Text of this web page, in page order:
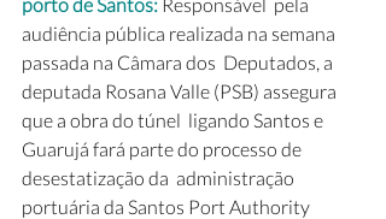
audiência pública realizada na semana
passada na Câmara dos  Deputados, a
deputada Rosana Valle (PSB) assegura
que a obra do túnel  ligando Santos e
Guarujá fará parte do processo de
desestatização da  administração
portuária da Santos Port Authority